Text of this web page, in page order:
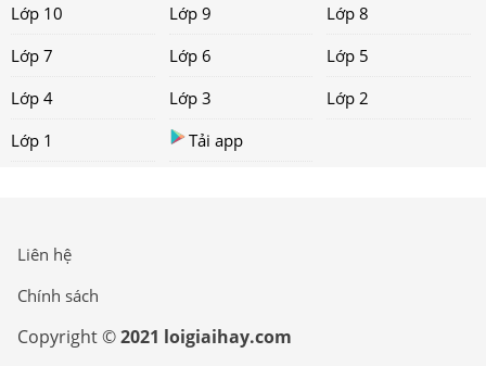
Lớp 10
Lớp 9
Lớp 8
Lớp 7
Lớp 6
Lớp 5
Lớp 4
Lớp 3
Lớp 2
Lớp 1
Tải app
Liên hệ
Chính sách
Copyright ©2021 loigiaihay.com